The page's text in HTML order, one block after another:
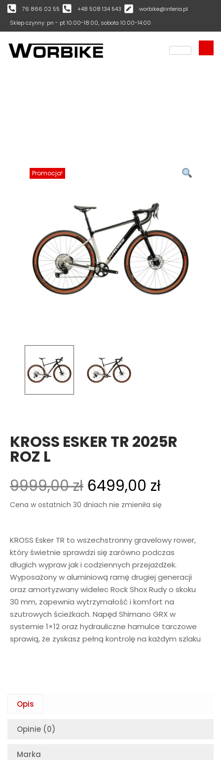
76 866 02 55 +48 508 134 543
worbike@interia.pl
Sklep czynny: pn - pt 10:00-18:00, sobota 10:00-14:00
KROSS ESKER TR 2025R
ROZ L
9999,00zł 6499,00 zł
Cena w ostatnich 30 dniach nie zmieniła się
KROSS Esker TR to wszechstronny gravelowy rower,
który świetnie sprawdzi się zarówno podczas
długich wypraw jak i codziennych przejażdżek.
Wyposażony w aluminiową ramę drugiej generacji
oraz amortyzwany widelec Rock Shox Rudy o skoku
30 mm, zapewnia wytrzymałość i komfort na
szutrowych ścieżkach. Napęd Shimano GRX w
systemie 1×12 oraz hydrauliczne hamulce tarczowe
sprawią, że zyskasz pełną kontrolę na każdym szlaku
Promocja!
Opis
Opinie (0)
Marka